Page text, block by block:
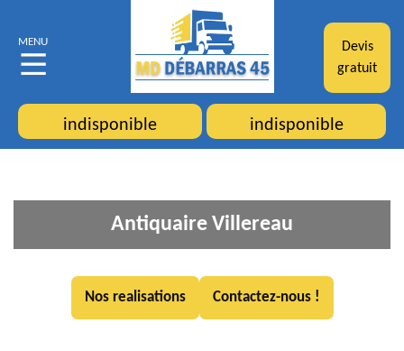
MENU
Devis
gratuit
indisponible indisponible
Antiquaire Villereau
Nos realisations Contactez-nous !